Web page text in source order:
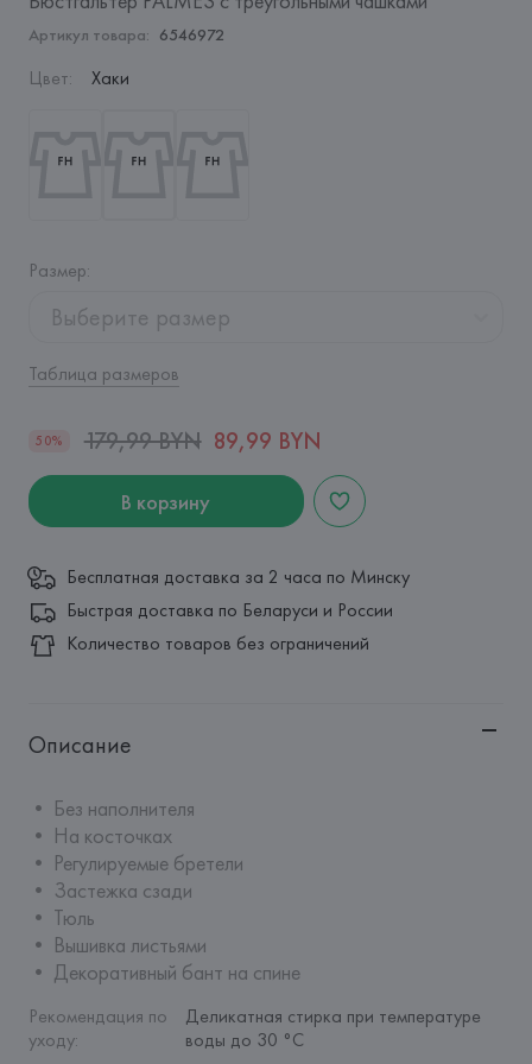
Артикул товара: 6546972
Цвет: Хаки
Размер:
Выберите размер
Таблица размеров
50% 179,99 BYN 89,99 BYN
В корзину
Бесплатная доставка за 2 часа по Минску
Быстрая доставка по Беларуси и России
Количество товаров без ограничений
Описание
• Без наполнителя
• На косточках
• Регулируемые бретели
• Застежка сзади
• Тюль
• Вышивка листьями
• Декоративный бант на спине
Рекомендация по
уходу:
Деликатная стирка при температуре
воды до 30 °C